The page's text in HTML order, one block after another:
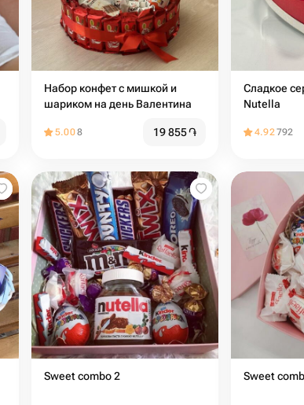
Набор конфет с мишкой и
шариком на день Валентина
5.008 19 855֏
Сладкое
Nutella
4.92792
Sweet combo 2 Sweet